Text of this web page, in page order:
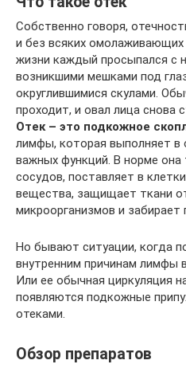
Собственно говоря,
и без всяких омолаживающих
жизни каждый просыпался с
возникшими мешками под
округлившимися скулами.
проходит, и овал лица снова
Отек – это подкожное
лимфы, которая выполняет в
важных функций. В норме она
сосудов, поставляет в
вещества, защищает ткани
микроорганизмов и
Но бывают ситуации, когда
внутренним причинам лимфы
Или ее обычная циркуляция
появляются подкожные
отеками.
Обзор препаратов